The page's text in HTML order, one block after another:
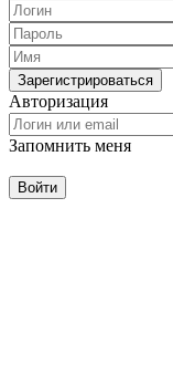
Авторизация
Запомнить меня